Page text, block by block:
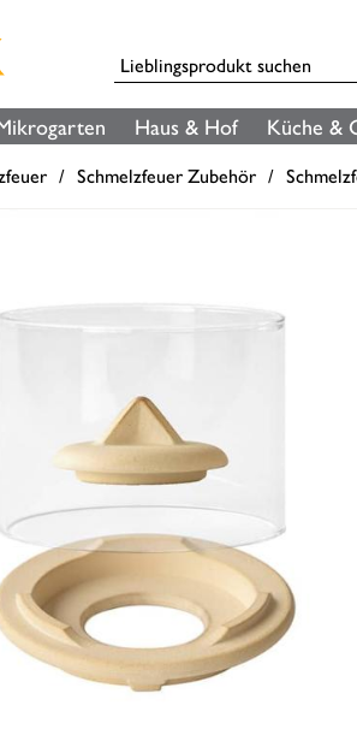
Haus & Hof Küche &
Schmelzfeuer Zubehör